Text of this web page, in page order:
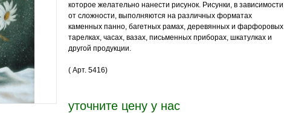
которое желательно нанести рисунок. Рисунки, в зависимости
от сложности, выполняются на различных форматах
каменных панно, багетных рамах, деревянных и фарфоровых
тарелках, часах, вазах, письменных приборах, шкатулках и
другой продукции.
( Арт. 5416)
уточните цену у нас